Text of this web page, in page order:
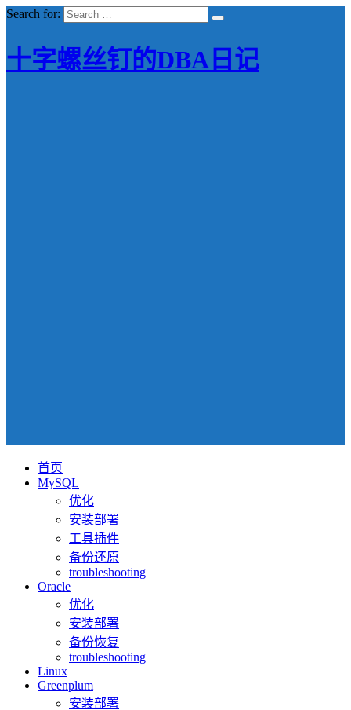
Search for:
十字螺丝钉的DBA日记
首页
MySQL
优化
安装部署
工具插件
备份还原
troubleshooting
Oracle
优化
安装部署
备份恢复
troubleshooting
Linux
Greenplum
安装部署